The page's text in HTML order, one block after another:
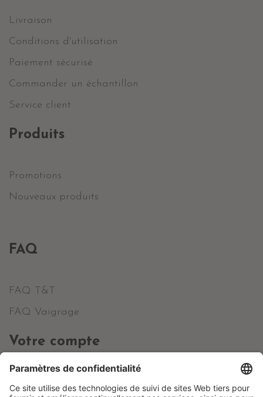
Livraison
Conditions d'utilisation
Paiement sécurisé
Commander un échantillon
Service client
Produits
Promotions
Nouveaux produits
FAQ
FAQ T&T
FAQ Vaigrage
Votre compte
Informations personnelles